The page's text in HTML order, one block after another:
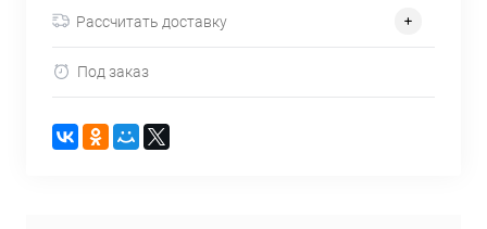
Рассчитать доставку
Под заказ